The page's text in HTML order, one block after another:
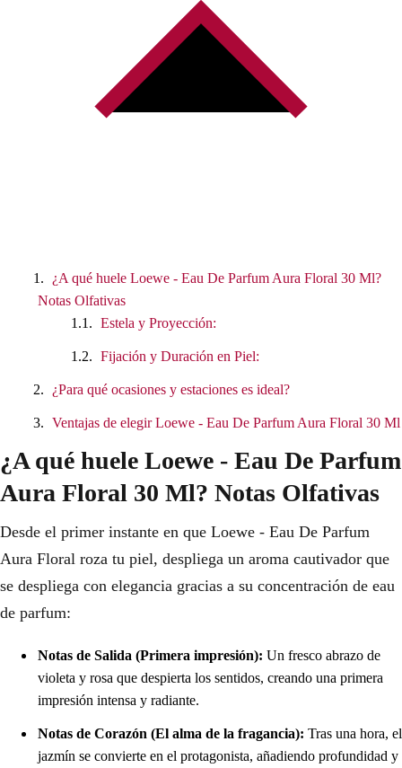
¿A qué huele Loewe - Eau De Parfum Aura Floral 30 Ml?
Notas Olfativas
Estela y Proyección:
Fijación y Duración en Piel:
¿Para qué ocasiones y estaciones es ideal?
Ventajas de elegir Loewe - Eau De Parfum Aura Floral 30 Ml
¿A qué huele Loewe - Eau De Parfum
Aura Floral 30 Ml? Notas Olfativas
Desde el primer instante en que Loewe - Eau De Parfum
Aura Floral roza tu piel, despliega un aroma cautivador que
se despliega con elegancia gracias a su concentración de eau
de parfum:
Notas de Salida (Primera impresión): Un fresco abrazo de
violeta y rosa que despierta los sentidos, creando una primera
impresión intensa y radiante.
Notas de Corazón (El alma de la fragancia): Tras una hora, el
jazmín se convierte en el protagonista, añadiendo profundidad y